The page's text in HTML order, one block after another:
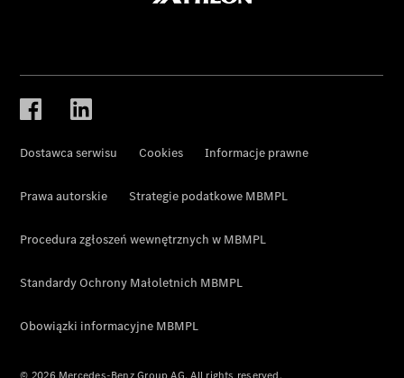
Dostawca serwisu Cookies Informacje prawne
Prawa autorskie Strategie podatkowe MBMPL
Procedura zgłoszeń wewnętrznych w MBMPL
Standardy Ochrony Małoletnich MBMPL
Obowiązki informacyjne MBMPL
© 2026 Mercedes-Benz Group AG. All rights reserved.